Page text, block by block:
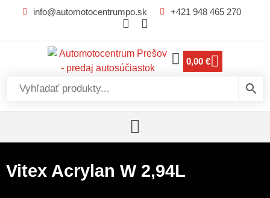
info@automotocentrumpo.sk +421 948 465 270
0,00 €
Vitex Acrylan W 2,94L